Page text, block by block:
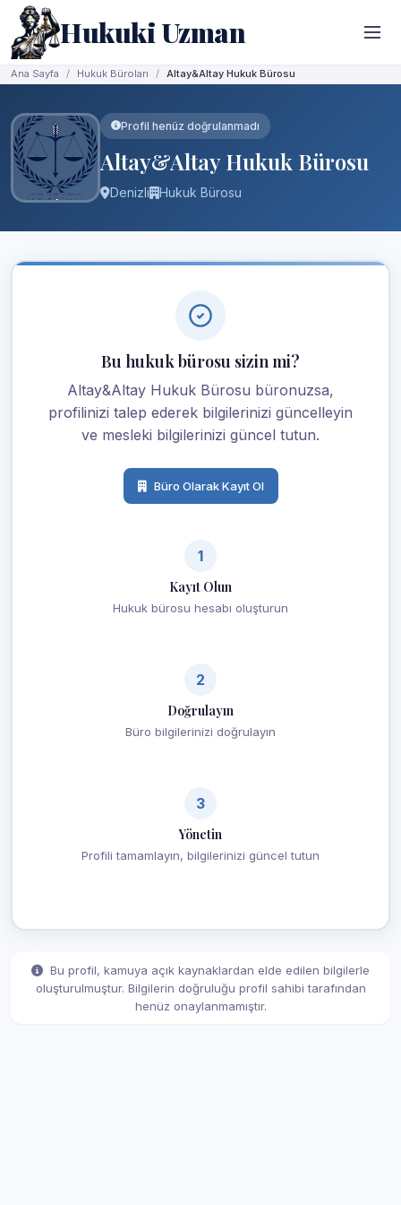
Hukuki Uzman
Ana Sayfa Hukuk Büroları Altay&Altay Hukuk Bürosu
Profil henüz doğrulanmadı
Altay&Altay Hukuk Bürosu
Denizli Hukuk Bürosu
Bu hukuk bürosu sizin mi?
Altay&Altay Hukuk Bürosu büronuzsa,
profilinizi talep ederek bilgilerinizi güncelleyin
ve mesleki bilgilerinizi güncel tutun.
Büro Olarak Kayıt Ol
1
Kayıt Olun
Hukuk bürosu hesabı oluşturun
2
Doğrulayın
Büro bilgilerinizi doğrulayın
3
Yönetin
Profili tamamlayın, bilgilerinizi güncel tutun
Bu profil, kamuya açık kaynaklardan elde edilen bilgilerle
oluşturulmuştur. Bilgilerin doğruluğu profil sahibi tarafından
henüz onaylanmamıştır.